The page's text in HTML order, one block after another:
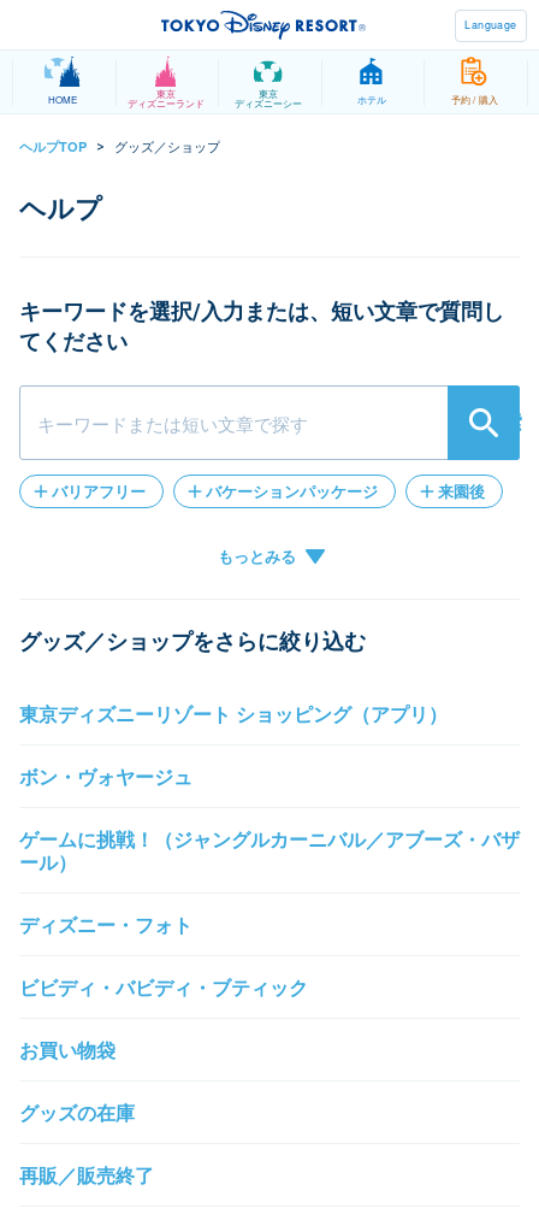
Language
HOME 東京
ディズニーランド
東京
ディズニーシー ホテル 予約 / 購入
ヘルプTOP > グッズ／ショップ
キーワードを選択/入力または、短い文章で質問し
てください
検索
バリアフリー バケーションパッケージ
来園後
グッズ／ショップをさらに絞り込む
東京ディズニーリゾート ショッピング（アプリ）
ボン・ヴォヤージュ
ゲームに挑戦！（ジャングルカーニバル／アブーズ・バザ
ール）
ディズニー・フォト
ビビディ・バビディ・ブティック
お買い物袋
グッズの在庫
再販／販売終了